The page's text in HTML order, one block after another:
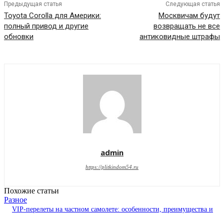
Предыдущая статья
Toyota Corolla для Америки:
полный привод и другие
обновки
Следующая статья
Москвичам будут
возвращать не все
антиковидные штрафы
admin
https://plitkindom54.ru
Похожие статьи
Разное
VIP-перелеты на частном самолете: особенности, преимущества и